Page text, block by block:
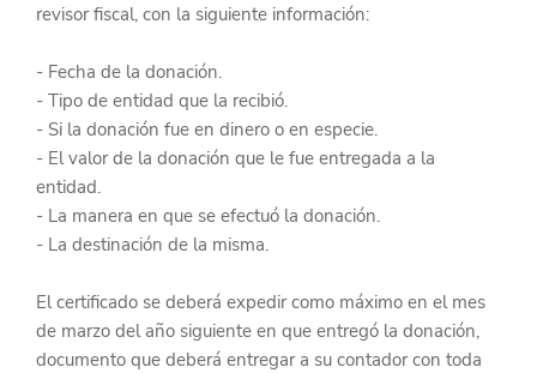
revisor fiscal, con la siguiente información:
- Fecha de la donación.
- Tipo de entidad que la recibió.
- Si la donación fue en dinero o en especie.
- El valor de la donación que le fue entregada a la
entidad.
- La manera en que se efectuó la donación.
- La destinación de la misma.
El certificado se deberá expedir como máximo en el mes
de marzo del año siguiente en que entregó la donación,
documento que deberá entregar a su contador con toda